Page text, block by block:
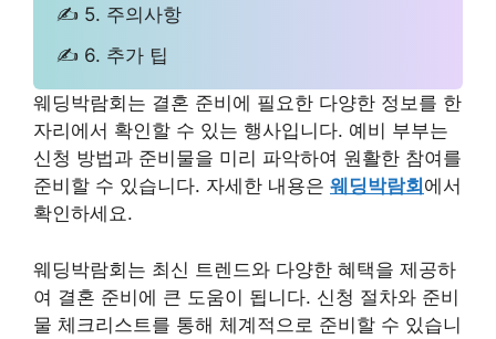
✍ 5. 주의사항
✍ 6. 추가 팁
웨딩박람회는 결혼 준비에 필요한 다양한 정보를 한
자리에서 확인할 수 있는 행사입니다. 예비 부부는
신청 방법과 준비물을 미리 파악하여 원활한 참여를
준비할 수 있습니다. 자세한 내용은 웨딩박람회 에서
확인하세요.
웨딩박람회는 최신 트렌드와 다양한 혜택을 제공하
여 결혼 준비에 큰 도움이 됩니다. 신청 절차와 준비
물 체크리스트를 통해 체계적으로 준비할 수 있습니